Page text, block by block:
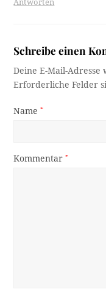
Antworten
Schreibe einen
Deine E-Mail-
Erforderliche Felder
Name*
Kommentar*